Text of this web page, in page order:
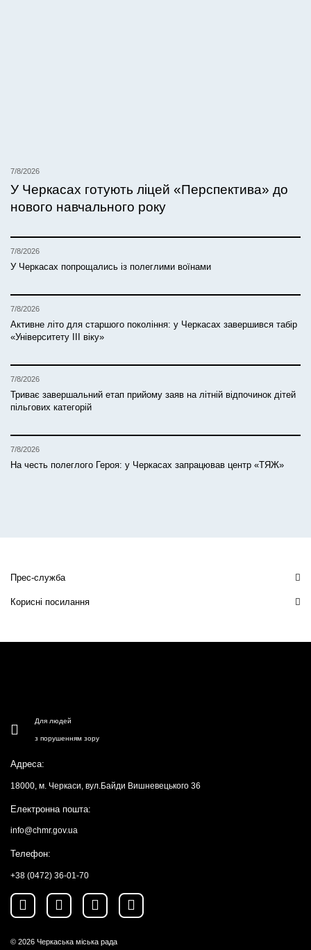
7/8/2026
У Черкасах готують ліцей «Перспектива» до
нового навчального року
7/8/2026
У Черкасах попрощались із полеглими воїнами
7/8/2026
Активне літо для старшого покоління: у Черкасах завершився табір
«Університету ІІІ віку»
7/8/2026
Триває завершальний етап прийому заяв на літній відпочинок дітей
пільгових категорій
7/8/2026
На честь полеглого Героя: у Черкасах запрацював центр «ТЯЖ»
Прес-служба
Корисні посилання
Для людей
з порушенням зору
Адреса:
18000, м. Черкаси, вул.Байди Вишневецького 36
Електронна пошта:
info@chmr.gov.ua
Телефон:
+38 (0472) 36-01-70
© 2026 Черкаська міська рада